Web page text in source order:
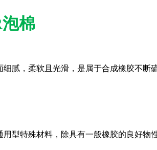
泡棉
细腻，柔软且光滑，是属于合成橡胶不断
用型特殊材料，除具有一般橡胶的良好